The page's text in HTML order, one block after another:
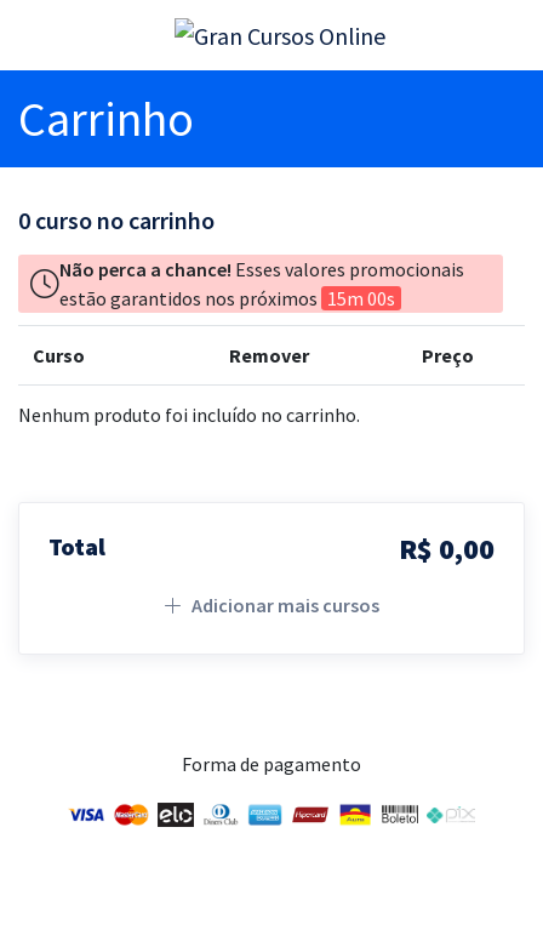
Carrinho
0 curso no carrinho
Não perca a chance! Esses valores promocionais
estão garantidos nos próximos 15m 00s
Curso Remover Preço
Nenhum produto foi incluído no carrinho.
Total R$ 0,00
Adicionar mais cursos
Forma de pagamento